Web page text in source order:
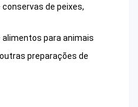
de peixes,
alimentos para animais
preparações de